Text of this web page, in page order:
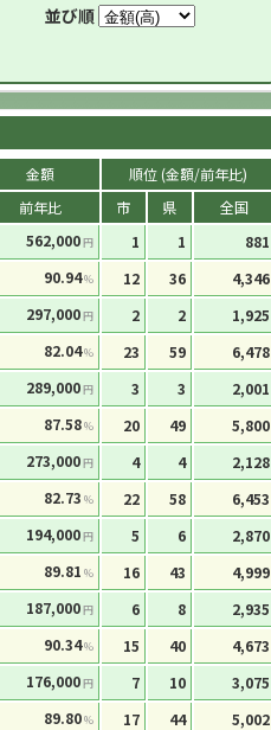
並び順
金額
順位 (金額/前年比)
前年比
市 県
全国
562,000円 1 1
881
90.94% 12 36
4,346
297,000円 2 2
1,925
82.04% 23 59
6,478
289,000円 3 3
2,001
87.58% 20 49
5,800
273,000円 4 4
2,128
82.73 % 22 58
6,453
194,000円 5 6
2,870
89.81 % 16 43
4,999
187,000円 6 8
2,935
90.34% 15 40
4,673
176,000円 7 10
3,075
89.80% 17 44
5,002